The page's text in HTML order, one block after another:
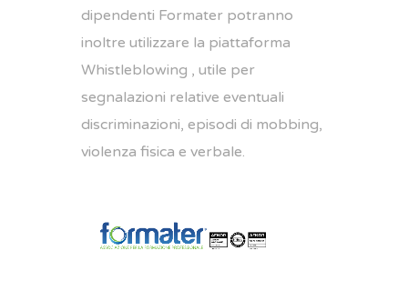
dipendenti Formater potranno
inoltre utilizzare la piattaforma
Whistleblowing , utile per
segnalazioni relative eventuali
discriminazioni, episodi di mobbing,
violenza fisica e verbale.